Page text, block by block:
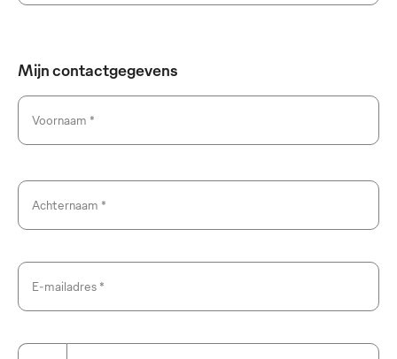
Mijn contactgegevens
Voornaam *
Achternaam *
E-mailadres *